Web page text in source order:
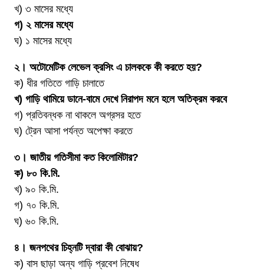
খ) ৩ মাসের মধ্যে
গ) ২ মাসের মধ্যে
ঘ) ১ মাসের মধ্যে
২। অটোমেটিক লেভেল ক্রসিং এ চালককে কী করতে হয়?
ক) ধীর গতিতে গাড়ি চালাতে
খ) গাড়ি থামিয়ে ডানে-বামে দেখে নিরাপদ মনে হলে অতিক্রম করবে
গ) প্রতিবন্ধক না থাকলে অগ্রসর হতে
ঘ) ট্রেন আসা পর্যন্ত অপেক্ষা করতে
৩। জাতীয় গতিসীমা কত কিলোমিটার?
ক) ৮০ কি.মি.
খ) ৯০ কি.মি.
গ) ৭০ কি.মি.
ঘ) ৬০ কি.মি.
৪। জনপথের চিহ্নটি দ্বারা কী বোঝায়?
ক) বাস ছাড়া অন্য গাড়ি প্রবেশ নিষেধ